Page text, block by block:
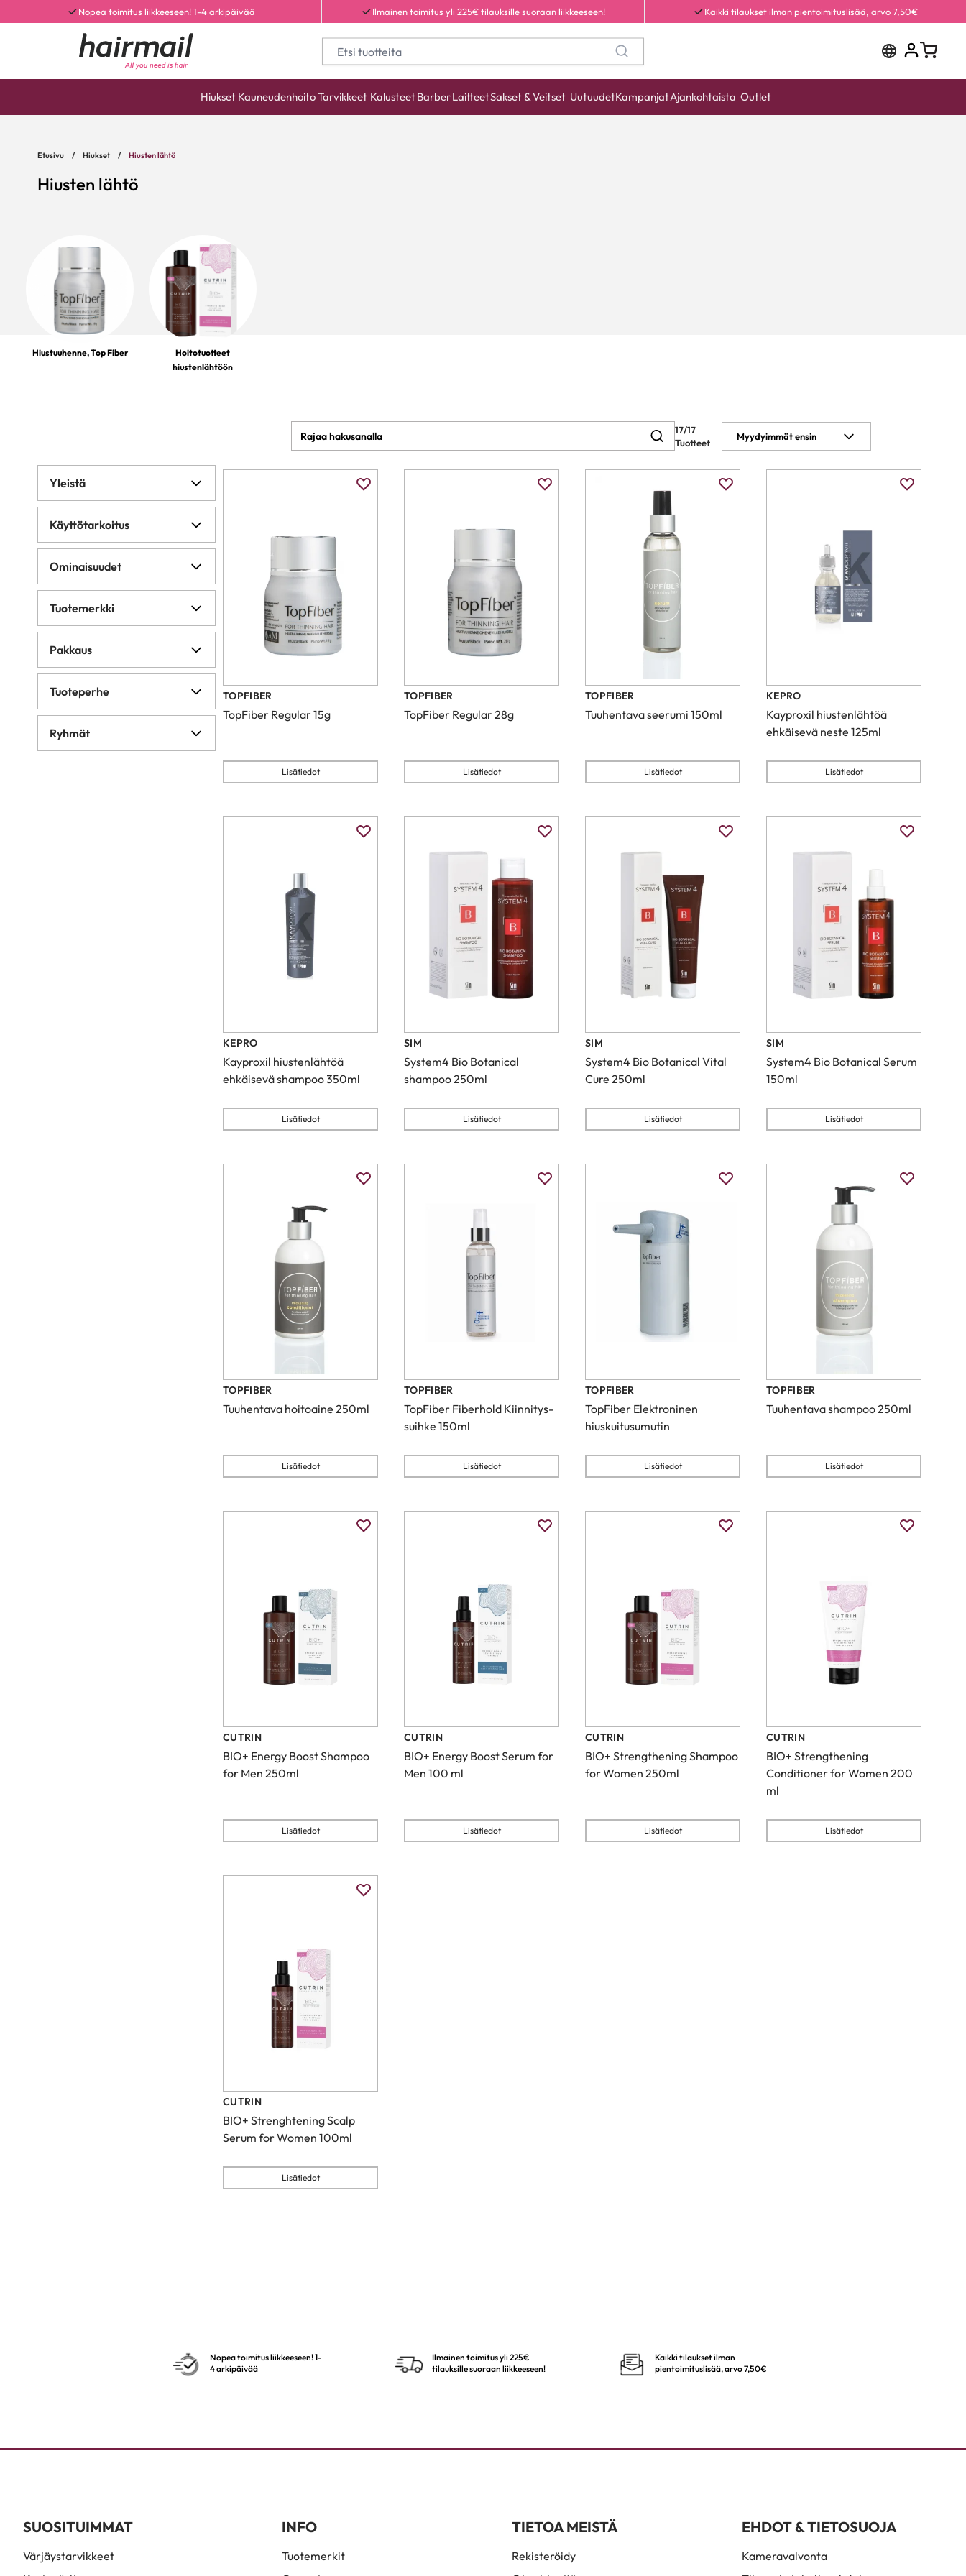
Nopea toimitus liikkeeseen! 1-4 arkipäivää Ilmainen toimitus yli 225€ tilauksille suoraan liikkeeseen! Kaikki tilaukset ilman pientoimituslisää, arvo 7,50€
Hiukset KauneudenhoitoTarvikkeet KalusteetBarberLaitteetSakset & Veitset UutuudetKampanjatAjankohtaista Outlet
Etusivu / Hiukset / Hiusten lähtö
Hiusten lähtö
Hiustuuhenne, Top Fiber
Hoitotuotteet
hiustenlähtöön
17/17
Tuotteet
Myydyimmät ensin
Yleistä
Käyttötarkoitus
Ominaisuudet
Tuotemerkki
Pakkaus
Tuoteperhe
Ryhmät
TOPFIBER
TopFiber Regular 15g
Lisätiedot
TOPFIBER
TopFiber Regular 28g
Lisätiedot
TOPFIBER
Tuuhentava seerumi 150ml
Lisätiedot
KEPRO
Kayproxil hiustenlähtöä
ehkäisevä neste 125ml
Lisätiedot
KEPRO
Kayproxil hiustenlähtöä
ehkäisevä shampoo 350ml
Lisätiedot
SIM
System4 Bio Botanical
shampoo 250ml
Lisätiedot
SIM
System4 Bio Botanical Vital
Cure 250ml
Lisätiedot
SIM
System4 Bio Botanical Serum
150ml
Lisätiedot
TOPFIBER
Tuuhentava hoitoaine 250ml
Lisätiedot
TOPFIBER
TopFiber Fiberhold Kiinnitys-
suihke 150ml
Lisätiedot
TOPFIBER
TopFiber Elektroninen
hiuskuitusumutin
Lisätiedot
TOPFIBER
Tuuhentava shampoo 250ml
Lisätiedot
CUTRIN
BIO+ Energy Boost Shampoo
for Men 250ml
Lisätiedot
CUTRIN
BIO+ Energy Boost Serum for
Men 100 ml
Lisätiedot
CUTRIN
BIO+ Strengthening Shampoo
for Women 250ml
Lisätiedot
CUTRIN
BIO+ Strengthening
Conditioner for Women 200
ml
Lisätiedot
CUTRIN
BIO+ Strenghtening Scalp
Serum for Women 100ml
Lisätiedot
Nopea toimitus liikkeeseen! 1-
4 arkipäivää
Ilmainen toimitus yli 225€
tilauksille suoraan liikkeeseen!
Kaikki tilaukset ilman
pientoimituslisää, arvo 7,50€
SUOSITUIMMAT
Värjäystarvikkeet
INFO
Tuotemerkit
TIETOA MEISTÄ
Rekisteröidy
EHDOT & TIETOSUOJA
Kameravalvonta